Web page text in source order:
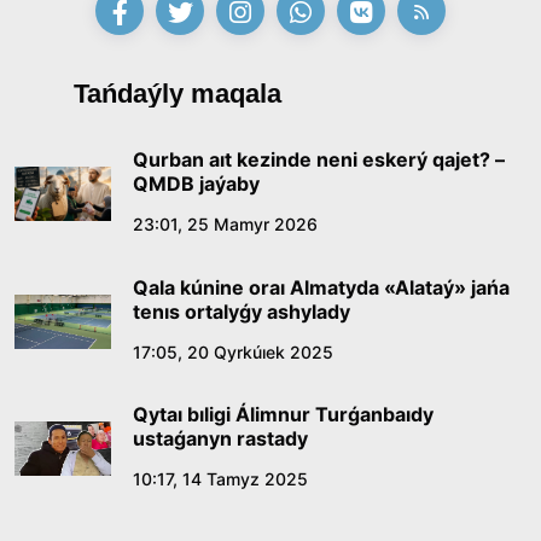
09:21, 21 Shilde 2026
Abaıdyń adam tárbıesi týraly kózqarastarynyń
18:59, 20 Shilde 2026
Jasandy ıntellekt: adamzattyń kómekshisi me,
18:16, 20 Shilde 2026
Ulttyq arhıvtiń ashylǵanyna 20 jyl: negizgi
jetistikteri men damý baǵyty
17:09, 20 Shilde 2026
Tańdaýly maqala
Qurban aıt kezinde neni eskerý qajet? –
QMDB jaýaby
23:01, 25 Mamyr 2026
Qala kúnine oraı Almatyda «Alataý» jańa
tenıs ortalyǵy ashylady
17:05, 20 Qyrkúıek 2025
Qytaı bıligi Álimnur Turǵanbaıdy
ustaǵanyn rastady
10:17, 14 Tamyz 2025